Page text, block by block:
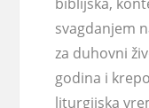
svagdanjem
za duhovni
godina i
liturgijska